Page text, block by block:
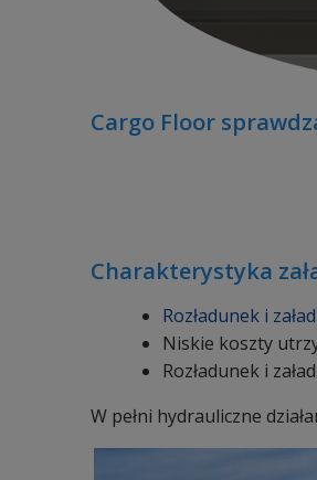
Cargo Floor
Charakterystyka
Rozładunek i
Niskie koszty
Rozładunek i
​W pełni hydrauliczne